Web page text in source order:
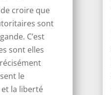
croire que
sont
C’est
sont elles
le
la liberté